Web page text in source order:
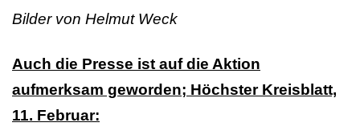
Bilder von Helmut Weck
Auch die Presse ist auf die Aktion
aufmerksam geworden; Höchster Kreisblatt,
11. Februar: